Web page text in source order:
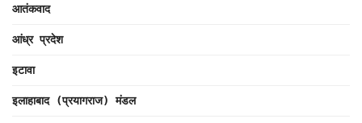
आतंकवाद
आंध्र प्रदेश
इटावा
इलाहाबाद (प्रयागराज) मंडल